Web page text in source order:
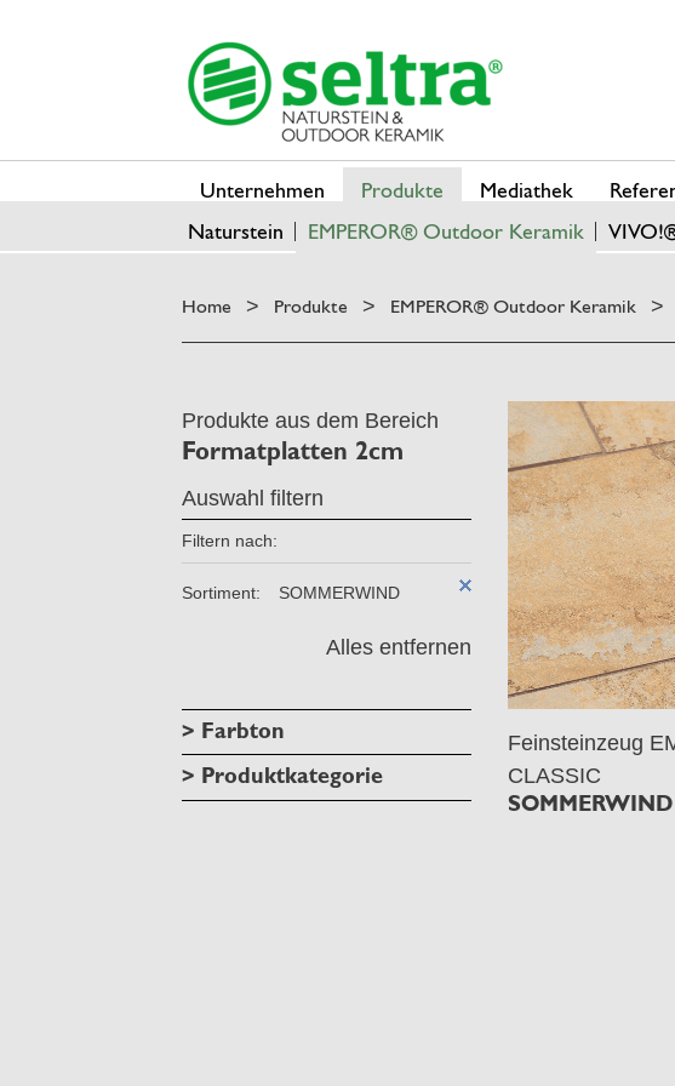
Unternehmen
Produkte
Naturstein
EMPEROR® Outdoor Keramik
Mediathek
Home > Produkte > EMPEROR® Outdoor Keramik >
Produkte aus dem Bereich
Formatplatten 2cm
Auswahl filtern
Filtern nach:
Sortiment: SOMMERWIND
Alles entfernen
> Farbton
> Produktkategorie
Feinsteinzeug
CLASSIC
SOMMERWIND